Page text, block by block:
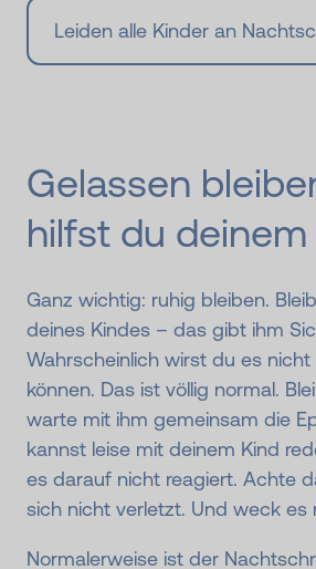
Leiden alle Kinder an
Gelassen
hilfst du deinem
Ganz wichtig: ruhig bleiben.
deines Kindes – das gibt ihm
Wahrscheinlich wirst du es
können. Das ist völlig normal.
warte mit ihm gemeinsam die
kannst leise mit deinem Kind
es darauf nicht reagiert. Achte
sich nicht verletzt. Und weck es
Normalerweise ist der